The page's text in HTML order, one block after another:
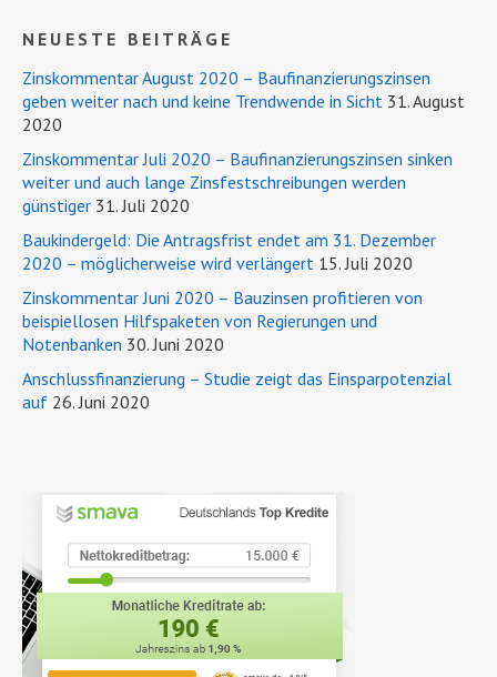
NEUESTE BEITRÄGE
Zinskommentar August 2020 – Baufinanzierungszinsen
geben weiter nach und keine Trendwende in Sicht 31. August
2020
Zinskommentar Juli 2020 – Baufinanzierungszinsen sinken
weiter und auch lange Zinsfestschreibungen werden
günstiger 31. Juli 2020
Baukindergeld: Die Antragsfrist endet am 31. Dezember
2020 – möglicherweise wird verlängert 15. Juli 2020
Zinskommentar Juni 2020 – Bauzinsen profitieren von
beispiellosen Hilfspaketen von Regierungen und
Notenbanken 30. Juni 2020
Anschlussfinanzierung – Studie zeigt das Einsparpotenzial
auf 26. Juni 2020